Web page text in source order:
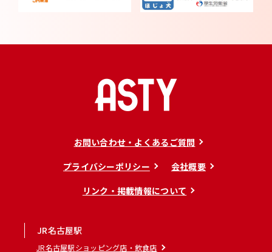
お問い合わせ・よくあるご質問
プライバシーポリシー
会社概要
リンク・掲載情報について
JR名古屋駅
JR名古屋駅ショッピング店・飲食店